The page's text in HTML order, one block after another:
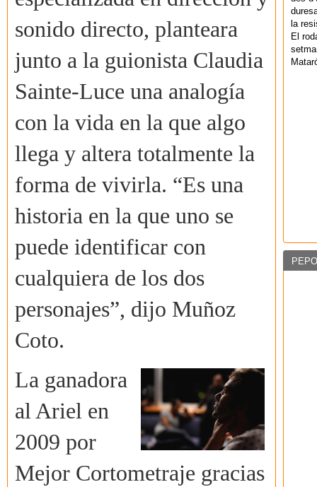
sonido directo, planteara
junto a la guionista Claudia
Sainte-Luce una analogía
con la vida en la que algo
llega y altera totalmente la
forma de vivirla. “Es una
historia en la que uno se
puede identificar con
cualquiera de los dos
personajes”, dijo Muñoz
Coto.
La ganadora
al Ariel en
2009 por
Mejor Cortometraje gracias
la
El